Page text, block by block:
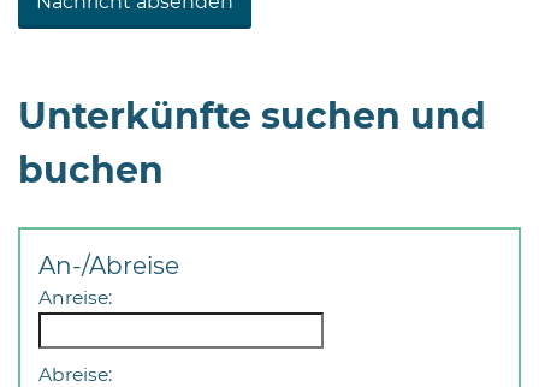
Unterkünfte suchen und
buchen
An-/Abreise
Anreise:
Abreise: